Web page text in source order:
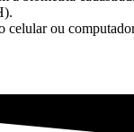
celular ou